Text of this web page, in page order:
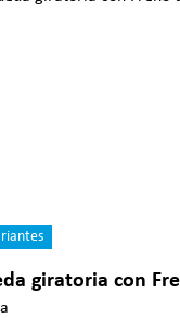
giratoria con